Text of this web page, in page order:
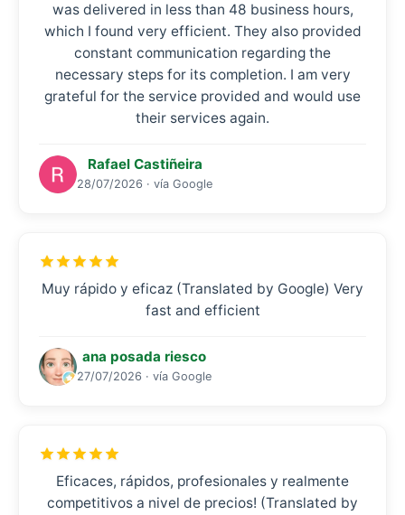
was delivered in less than 48 business hours,
which I found very efficient. They also provided
constant communication regarding the
necessary steps for its completion. I am very
grateful for the service provided and would use
their services again.
Rafael Castiñeira
28/07/2026 · vía Google
Muy rápido y eficaz (Translated by Google) Very
fast and efficient
ana posada riesco
27/07/2026 · vía Google
Eficaces, rápidos, profesionales y realmente
competitivos a nivel de precios! (Translated by